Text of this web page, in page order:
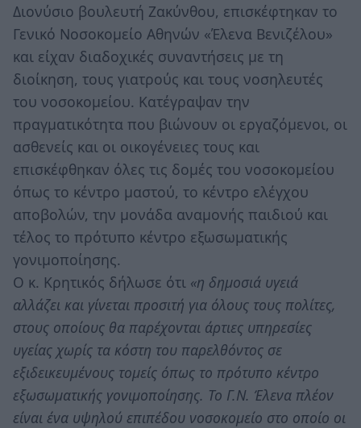
Διονύσιο βουλευτή Ζακύνθου, επισκέφτηκαν το
Γενικό Νοσοκομείο Αθηνών «Έλενα Βενιζέλου»
και είχαν διαδοχικές συναντήσεις με τη
διοίκηση, τους γιατρούς και τους νοσηλευτές
του νοσοκομείου. Κατέγραψαν την
πραγματικότητα που βιώνουν οι εργαζόμενοι, οι
ασθενείς και οι οικογένειες τους και
επισκέφθηκαν όλες τις δομές του νοσοκομείου
όπως το κέντρο μαστού, το κέντρο ελέγχου
αποβολών, την μονάδα αναμονής παιδιού και
τέλος το πρότυπο κέντρο εξωσωματικής
γονιμοποίησης.
Ο κ. Κρητικός δήλωσε ότι «η δημοσιά υγειά
αλλάζει και γίνεται προσιτή για όλους τους πολίτες,
στους οποίους θα παρέχονται άρτιες υπηρεσίες
υγείας χωρίς τα κόστη του παρελθόντος σε
εξιδεικευμένους τομείς όπως το πρότυπο κέντρο
εξωσωματικής γονιμοποίησης. Το Γ.Ν. Έλενα πλέον
είναι ένα υψηλού επιπέδου νοσοκομείο στο οποίο οι